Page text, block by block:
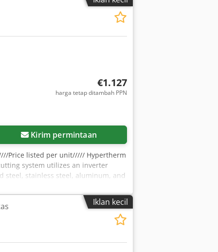
€1.127
harga tetap ditambah PPN
Kirim permintaan
Price listed per unit///// Hypertherm
system utilizes an inverter
steel, stainless steel, aluminum, and
offering optimal performance
inch (20 mm) thick and sever metals
Iklan kecil